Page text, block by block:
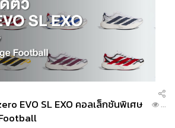
EVO SL EXO คอลเล็กชันพิเศษ
...